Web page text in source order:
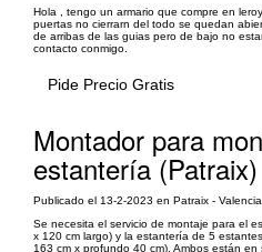
Hola , tengo un armario que compre en
puertas no cierrarn del todo se quedan
de arribas de las guias pero de bajo no
contacto conmigo.
Pide Precio Gratis
Montador para
estantería (Patraix)
Publicado el 13-2-2023 en Patraix -
Se necesita el servicio de montaje para el
x 120 cm largo) y la estantería de 5
163 cm x profundo 40 cm). Ambos están